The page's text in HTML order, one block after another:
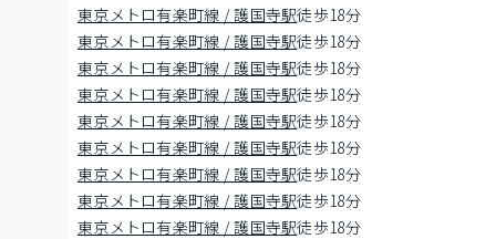
東京メトロ有楽町線 / 護国寺駅徒歩18分
東京メトロ有楽町線 / 護国寺駅徒歩18分
東京メトロ有楽町線 / 護国寺駅徒歩18分
東京メトロ有楽町線 / 護国寺駅徒歩18分
東京メトロ有楽町線 / 護国寺駅徒歩18分
東京メトロ有楽町線 / 護国寺駅徒歩18分
東京メトロ有楽町線 / 護国寺駅徒歩18分
東京メトロ有楽町線 / 護国寺駅徒歩18分
東京メトロ有楽町線 / 護国寺駅徒歩18分